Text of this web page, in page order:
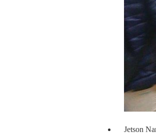
Jetson